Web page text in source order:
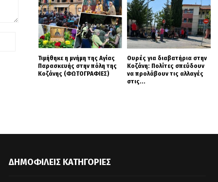
Τιμήθηκε η μνήμη της Αγίας
Παρασκευής στην πόλη της
Κοζάνης (ΦΩΤΟΓΡΑΦΙΕΣ)
Ουρές για διαβατήρια στην
Κοζάνη: Πολίτες σπεύδουν
να προλάβουν τις αλλαγές
στις...
ΔΗΜΟΦΙΛΕΊΣ ΚΑΤΗΓΟΡΊΕΣ